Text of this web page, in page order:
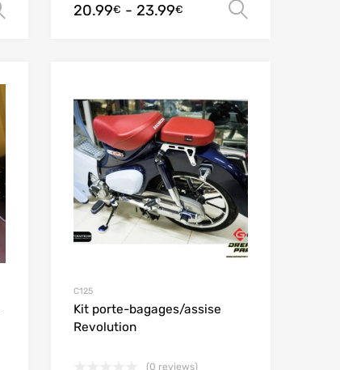
Scegli20.99€ - 23.99€
Add to Compare
C125
Kit porte-bagages/assise
Revolution
(0 reviews)